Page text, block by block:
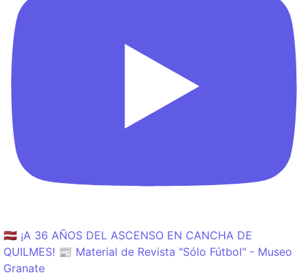
🇱🇻 ¡A 36 AÑOS DEL ASCENSO EN CANCHA DE
QUILMES! 📰 Material de Revista "Sólo Fútbol" - Museo
Granate